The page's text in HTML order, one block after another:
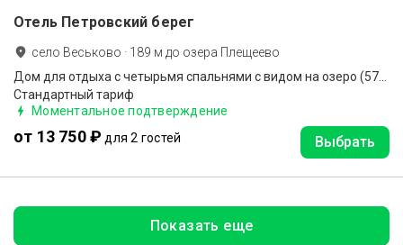
Отель Петровский берег
село Веськово · 189 м до озера Плещеево
Стандартный тариф
Моментальное подтверждение
от 13 750 ₽ для 2 гостей Выбрать
Показать еще